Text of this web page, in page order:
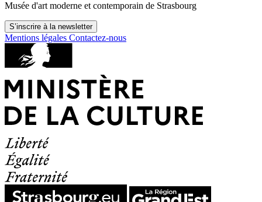
Musée d'art moderne et contemporain de Strasbourg
S’inscrire à la newsletter
Mentions légales Contactez-nous